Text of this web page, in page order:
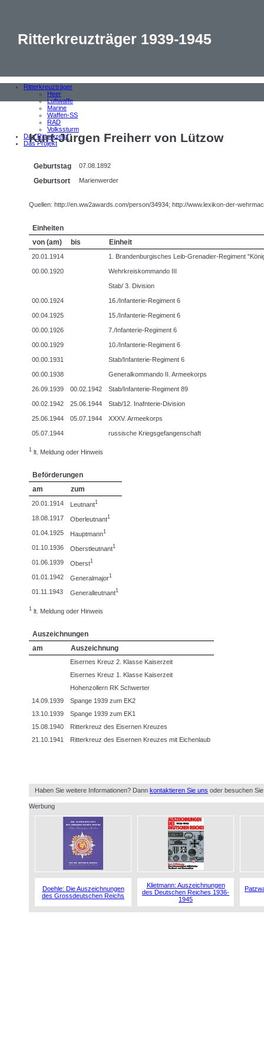
Ritterkreuzträger 1939-1945
Ritterkreuzträger
Heer
Luftwaffe
Marine
Waffen-SS
RAD
Volkssturm
Das Ritterkreuz
Das Projekt
Kurt-Jürgen Freiherr von Lützow
Geburtstag 07.08.1892
Geburtsort Marienwerder
Quellen: http://en.ww2awards.com/person/34934; http://www.lexikon-der-
Einheiten
von (am)
bis Einheit
20.01.1914 1. Brandenburgisches Leib-Grenadier-Regiment
00.00.1920 Wehrkreiskommando III
Stab/ 3. Division
00.00.1924 16./Infanterie-Regiment 6
00.04.1925 15./Infanterie-Regiment 6
00.00.1926 7./Infanterie-Regiment 6
00.00.1929 10./Infanterie-Regiment 6
00.00.1931 Stab/Infanterie-Regiment 6
00.00.1938 Generalkommando II. Armeekorps
26.09.1939 00.02.1942 Stab/Infanterie-Regiment 89
00.02.1942 25.06.1944 Stab/12. Inafnterie-Division
25.06.1944 05.07.1944 XXXV. Armeekorps
05.07.1944 russische Kriegsgefangenschaft
1 lt. Meldung oder Hinweis
Beförderungen
am
zum
20.01.1914 Leutnant1
18.08.1917 Oberleutnant1
01.04.1925 Hauptmann1
01.10.1936 Oberstleutnant1
01.06.1939 Oberst1
01.01.1942 Generalmajor1
01.11.1943 Generalleutnant1
1 lt. Meldung oder Hinweis
Auszeichnungen
am
Auszeichnung
Eisernes Kreuz 2. Klasse Kaiserzeit
Eisernes Kreuz 1. Klasse Kaiserzeit
Hohenzollern RK Schwerter
14.09.1939
Spange 1939 zum EK2
13.10.1939
Spange 1939 zum EK1
15.08.1940
Ritterkreuz des Eisernen Kreuzes
21.10.1941
Ritterkreuz des Eisernen Kreuzes mit Eichenlaub
Haben Sie weitere Informationen? Dann kontaktieren Sie uns oder besuchen
Werbung
Doehle: Die Auszeichnungen
des Grossdeutschen Reichs
Klietmann: Auszeichnungen
des Deutschen Reiches 1936-
1945